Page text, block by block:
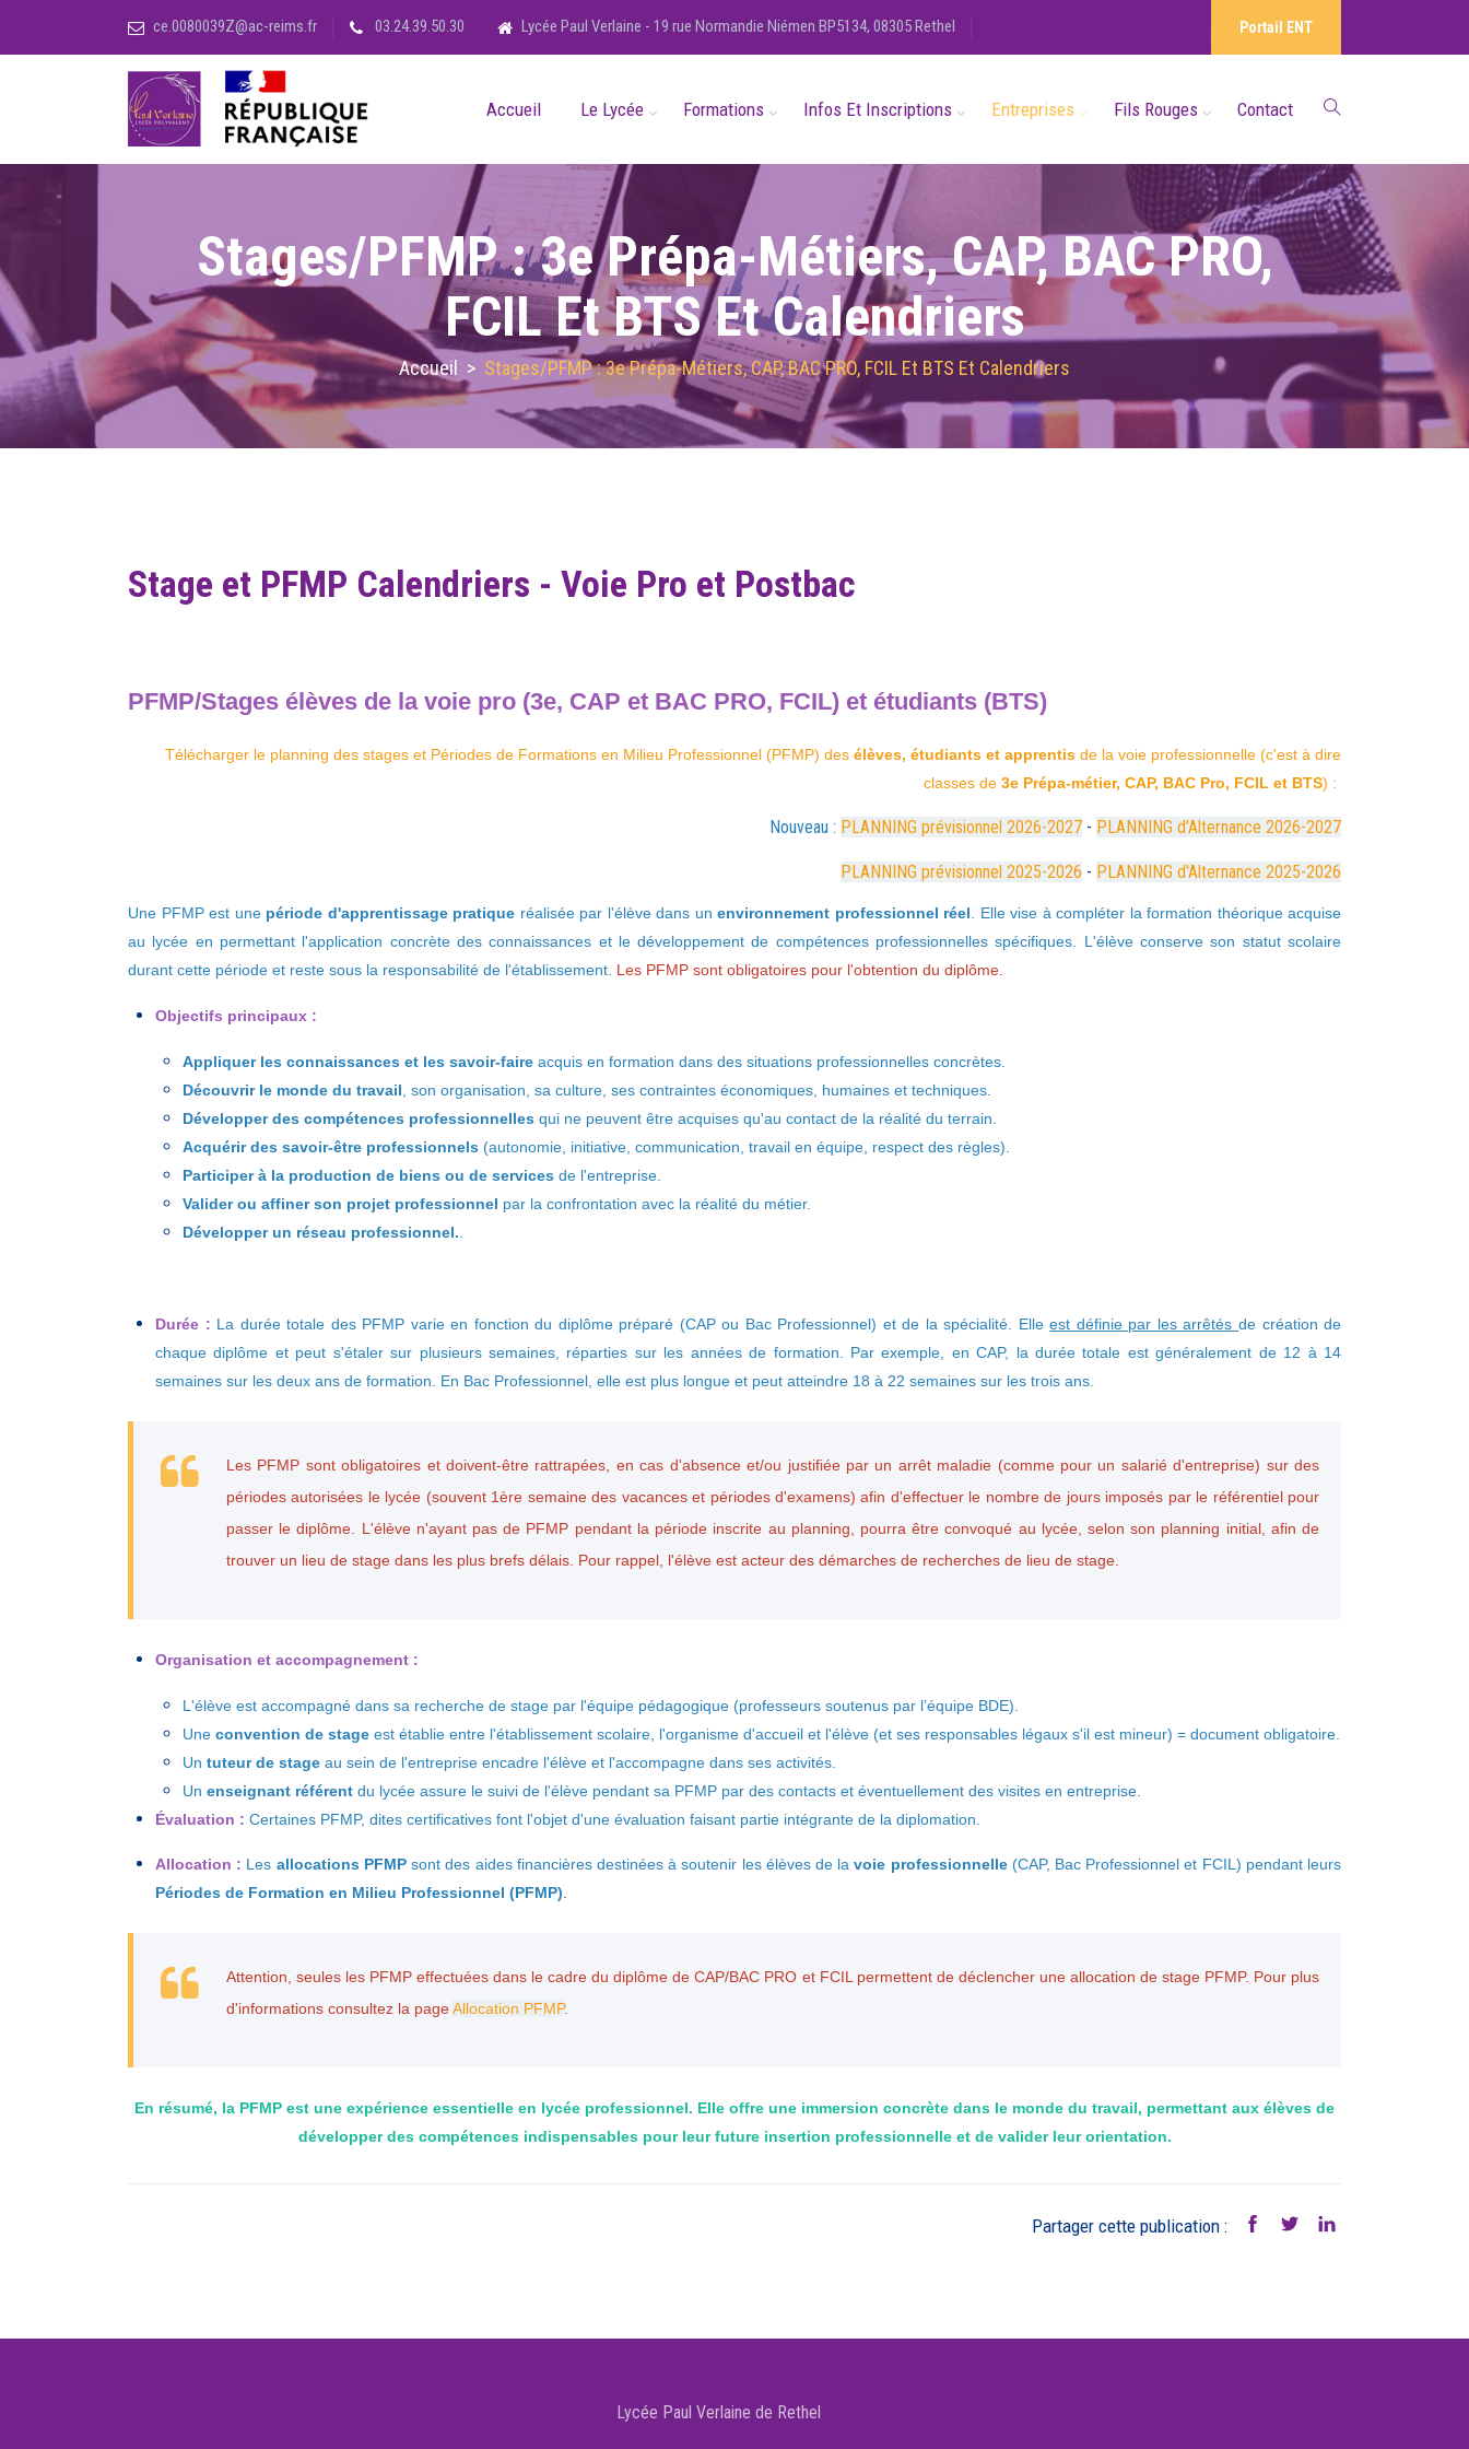
ce.0080039Z@ac-reims.fr 03.24.39.50.30 Lycée Paul Verlaine - 19 rue Normandie Niémen BP5134, 08305 Rethel Portail ENT
Accueil Le Lycée Formations Infos Et Inscriptions Entreprises Fils Rouges Contact
Stages/PFMP : 3e Prépa-Métiers, CAP, BAC PRO,
FCIL Et BTS Et Calendriers
Accueil > Stages/PFMP : 3e Prépa-Métiers, CAP, BAC PRO, FCIL Et BTS Et Calendriers
Stage et PFMP Calendriers - Voie Pro et Postbac
PFMP/Stages élèves de la voie pro (3e, CAP et BAC PRO, FCIL) et étudiants (BTS)
Télécharger le planning des stages et Périodes de Formations en Milieu Professionnel (PFMP) des élèves, étudiants et apprentis de la voie professionnelle (c'est à dire
classes de 3e Prépa-métier, CAP, BAC Pro, FCIL et BTS) :
Nouveau : PLANNING prévisionnel 2026-2027 - PLANNING d'Alternance 2026-2027
PLANNING prévisionnel 2025-2026 - PLANNING d'Alternance 2025-2026
Une PFMP est une période d'apprentissage pratique réalisée par l'élève dans un environnement professionnel réel . Elle vise à compléter la formation théorique acquise
au lycée en permettant l'application concrète des connaissances et le développement de compétences professionnelles spécifiques. L'élève conserve son statut scolaire
durant cette période et reste sous la responsabilité de l'établissement. Les PFMP sont obligatoires pour l'obtention du diplôme.
Objectifs principaux :
Appliquer les connaissances et les savoir-faire acquis en formation dans des situations professionnelles concrètes.
Découvrir le monde du travail , son organisation, sa culture, ses contraintes économiques, humaines et techniques.
Développer des compétences professionnelles qui ne peuvent être acquises qu'au contact de la réalité du terrain.
Acquérir des savoir-être professionnels (autonomie, initiative, communication, travail en équipe, respect des règles).
Participer à la production de biens ou de services de l'entreprise.
Valider ou affiner son projet professionnel par la confrontation avec la réalité du métier.
Développer un réseau professionnel.
Durée : La durée totale des PFMP varie en fonction du diplôme préparé (CAP ou Bac Professionnel) et de la spécialité. Elleest définie par les arrêtésde création de
chaque diplôme et peut s'étaler sur plusieurs semaines, réparties sur les années de formation. Par exemple, en CAP, la durée totale est généralement de 12 à 14
semaines sur les deux ans de formation. En Bac Professionnel, elle est plus longue et peut atteindre 18 à 22 semaines sur les trois ans
Les PFMP sont obligatoires et doivent-être rattrapées, en cas d'absence et/ou justifiée par un arrêt maladie (comme pour un salarié d'entreprise) sur des
périodes autorisées le lycée (souvent 1ère semaine des vacances et périodes d'examens) afin d'effectuer le nombre de jours imposés par le référentiel pour
passer le diplôme. L'élève n'ayant pas de PFMP pendant la période inscrite au planning, pourra être convoqué au lycée, selon son planning initial, afin de
trouver un lieu de stage dans les plus brefs délais. Pour rappel, l'élève est acteur des démarches de recherches de lieu de stage.
Organisation et accompagnement :
L'élève est accompagné dans sa recherche de stage par l'équipe pédagogique (professeurs soutenus par l’équipe BDE).
Une convention de stage est établie entre l'établissement scolaire, l'organisme d'accueil et l'élève (et ses responsables légaux s'il est mineur) = document obligatoire.
Un tuteur de stage au sein de l'entreprise encadre l'élève et l'accompagne dans ses activités.
Un enseignant référent du lycée assure le suivi de l'élève pendant sa PFMP par des contacts et éventuellement des visites en entreprise.
Évaluation : Certaines PFMP, dites certificatives font l'objet d'une évaluation faisant partie intégrante de la diplomation.
Allocation : Les allocations PFMPsont des aides financières destinées à soutenir les élèves de lavoie professionnelle(CAP, Bac Professionnel et FCIL) pendant leurs
Périodes de Formation en Milieu Professionnel (PFMP)
Attention, seules les PFMP effectuées dans le cadre du diplôme de CAP/BAC PRO et FCIL permettent de déclencher une allocation de stage PFMP. Pour plus
d'informations consultez la pageAllocation PFMP.
En résumé, la PFMP est une expérience essentielle en lycée professionnel. Elle offre une immersion concrète dans le monde du travail, permettant aux élèves de
développer des compétences indispensables pour leur future insertion professionnelle et de valider leur orientation.
Partager cette publication :
Lycée Paul Verlaine de Rethel